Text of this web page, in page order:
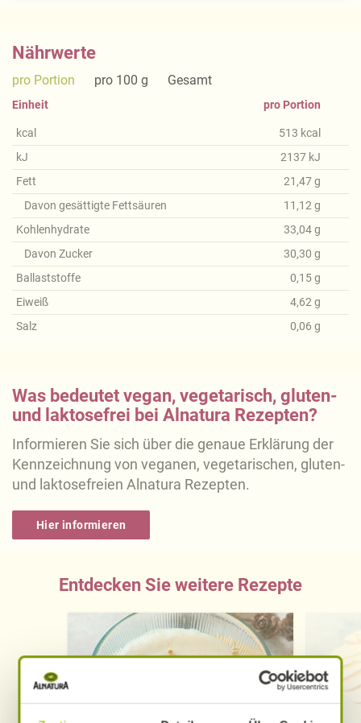
Nährwerte
pro Portion pro 100 g Gesamt
Einheit
kcal
kJ
Fett
Davon gesättigte Fettsäuren
Kohlenhydrate
Davon Zucker
Ballaststoffe
Eiweiß
Salz
pro Portion
513 kcal
2137 kJ
21,47g
11,12 g
33,04g
30,30 g
0,15g
4,62 g
0,06 g
Was bedeutet vegan, vegetarisch, gluten-
und laktosefrei bei Alnatura Rezepten?
Informieren Sie sich über die genaue Erklärung der
Kennzeichnung von veganen, vegetarischen, gluten-
und laktosefreien Alnatura Rezepten.
Hier informieren
Entdecken Sie weitere Rezepte